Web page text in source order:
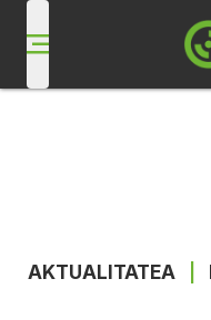
AKTUALITATEA